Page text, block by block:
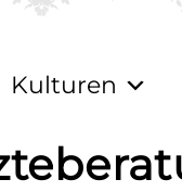
Kulturen